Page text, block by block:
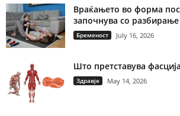
Враќањето во форма
започнува со
Бременост July 16, 2026
Што претставува
Здравје May 14, 2026